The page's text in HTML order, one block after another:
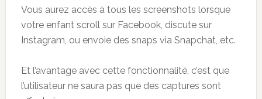
Vous aurez accès à tous les screenshots lorsque
votre enfant scroll sur Facebook, discute sur
Instagram, ou envoie des snaps via Snapchat, etc.
Et l’avantage avec cette fonctionnalité, c’est que
l’utilisateur ne saura pas que des captures sont